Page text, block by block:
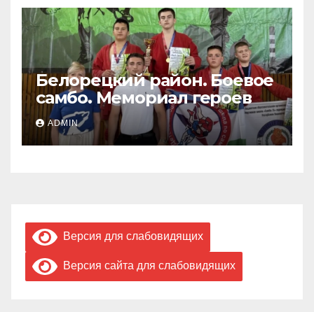
Белорецкий район. Боевое
самбо. Мемориал героев
ADMIN
Версия для слабовидящих
Версия сайта для слабовидящих